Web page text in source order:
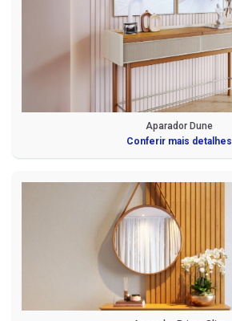
Aparador Dune
Conferir mais detalhes